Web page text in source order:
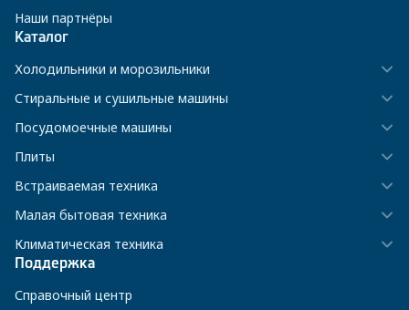
Наши партнёры
Каталог
Холодильники и морозильники
Стиральные и сушильные машины
Посудомоечные машины
Плиты
Встраиваемая техника
Малая бытовая техника
Климатическая техника
Поддержка
Справочный центр